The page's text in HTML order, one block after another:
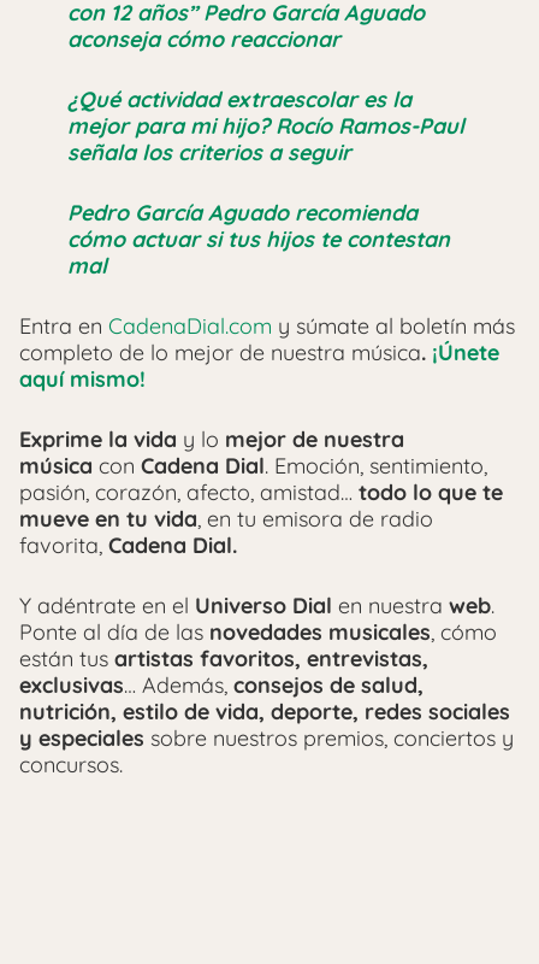
con 12 años” Pedro García Aguado
aconseja cómo reaccionar
¿Qué actividad extraescolar es la
mejor para mi hijo? Rocío Ramos-Paul
señala los criterios a seguir
Pedro García Aguado recomienda
cómo actuar si tus hijos te contestan
mal
Entra en CadenaDial.com y súmate al boletín más
completo de lo mejor de nuestra música. ¡Únete
aquí mismo!
Exprime la vida y lo mejor de nuestra
música con Cadena Dial. Emoción, sentimiento,
pasión, corazón, afecto, amistad… todo lo que te
mueve en tu vida, en tu emisora de radio
favorita, Cadena Dial.
Y adéntrate en el Universo Dial en nuestra web.
Ponte al día de las novedades musicales, cómo
están tus artistas favoritos, entrevistas,
exclusivas… Además, consejos de salud,
nutrición, estilo de vida, deporte, redes sociales
y especiales sobre nuestros premios, conciertos y
concursos.